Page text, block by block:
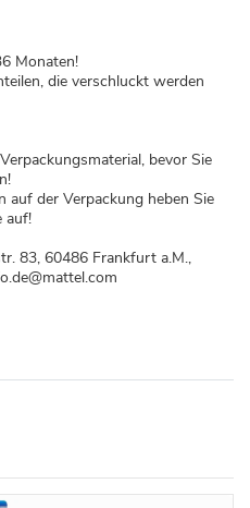
Monaten!
die verschluckt werden
bevor Sie
auf der Verpackung heben Sie
auf!
83, 60486 Frankfurt a.M.,